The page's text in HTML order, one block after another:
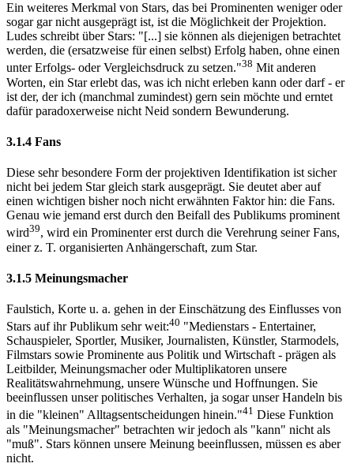
Ein weiteres Merkmal von Stars, das bei Prominenten weniger oder
sogar gar nicht ausgeprägt ist, ist die Möglichkeit der Projektion.
Ludes schreibt über Stars: "[...] sie können als diejenigen betrachtet
werden, die (ersatzweise für einen selbst) Erfolg haben, ohne einen
unter Erfolgs- oder Vergleichsdruck zu setzen."38 Mit anderen
Worten, ein Star erlebt das, was ich nicht erleben kann oder darf - er
ist der, der ich (manchmal zumindest) gern sein möchte und erntet
dafür paradoxerweise nicht Neid sondern Bewunderung.
3.1.4 Fans
Diese sehr besondere Form der projektiven Identifikation ist sicher
nicht bei jedem Star gleich stark ausgeprägt. Sie deutet aber auf
einen wichtigen bisher noch nicht erwähnten Faktor hin: die Fans.
Genau wie jemand erst durch den Beifall des Publikums prominent
wird39, wird ein Prominenter erst durch die Verehrung seiner Fans,
einer z. T. organisierten Anhängerschaft, zum Star.
3.1.5 Meinungsmacher
Faulstich, Korte u. a. gehen in der Einschätzung des Einflusses von
Stars auf ihr Publikum sehr weit:40 "Medienstars - Entertainer,
Schauspieler, Sportler, Musiker, Journalisten, Künstler, Starmodels,
Filmstars sowie Prominente aus Politik und Wirtschaft - prägen als
Leitbilder, Meinungsmacher oder Multiplikatoren unsere
Realitätswahrnehmung, unsere Wünsche und Hoffnungen. Sie
beeinflussen unser politisches Verhalten, ja sogar unser Handeln bis
in die "kleinen" Alltagsentscheidungen hinein."41 Diese Funktion
als "Meinungsmacher" betrachten wir jedoch als "kann" nicht als
"muß". Stars können unsere Meinung beeinflussen, müssen es aber
nicht.